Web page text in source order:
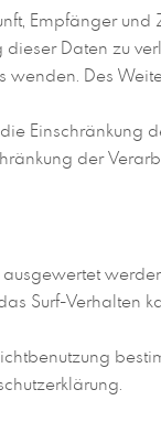
Empfänger
Daten zu
Des
der
Surf-Verhalten